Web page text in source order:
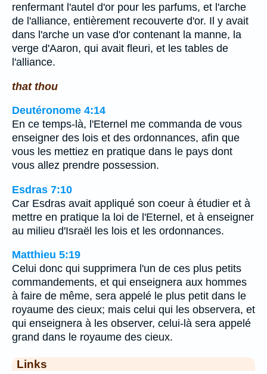
renfermant l'autel d'or pour les parfums, et l'arche
de l'alliance, entièrement recouverte d'or. Il y avait
dans l'arche un vase d'or contenant la manne, la
verge d'Aaron, qui avait fleuri, et les tables de
l'alliance.
that thou
Deutéronome 4:14
En ce temps-là, l'Eternel me commanda de vous
enseigner des lois et des ordonnances, afin que
vous les mettiez en pratique dans le pays dont
vous allez prendre possession.
Esdras 7:10
Car Esdras avait appliqué son coeur à étudier et à
mettre en pratique la loi de l'Eternel, et à enseigner
au milieu d'Israël les lois et les ordonnances.
Matthieu 5:19
Celui donc qui supprimera l'un de ces plus petits
commandements, et qui enseignera aux hommes
à faire de même, sera appelé le plus petit dans le
royaume des cieux; mais celui qui les observera, et
qui enseignera à les observer, celui-là sera appelé
grand dans le royaume des cieux.
Links